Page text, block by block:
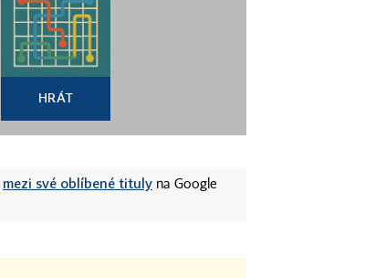
HRÁT
mezi své oblíbené tituly na Google